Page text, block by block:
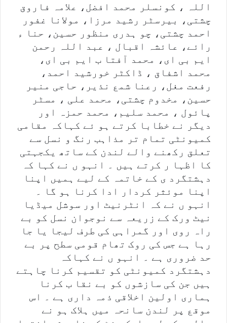
اللہ ، کونسلر محمد افضل، علامہ فاروق
چشتی، بیرسٹر رشید مرزا، مولانا غفور
احمد چشتی، چو ہدری منظور حسین، حنا ء
رائے، عائشہ اقبال ، عبد اللہ رحمن
ایم بی ای، محمد آفتا ب ایم بی ای،
محمد اشفاق ، ڈاکٹر خورشید احمد،
رفعت مغل، رعنا شمع نذیر، حاجی منیر
حسین، مخدوم چشتی، محمد علی ، مسٹر
پائول ، محمد سلیم، محمد حمزہ اور
دیگر نے خطابا کرتے ہو ئے کہاکہ مقامی
کمیونٹی تمام تر مذاہب رنگ و نسل سے
تعلق رکھنے والے لندن کے ساتھ یکجہتی
کا اظہا ر کرتے ہیں ۔ انہو ں نے کہا کہ
دہشتگرد ی کے خاتمہ کے لیے ہمیں اپنا
اپنا موئثر کردار ادا کرنا ہو گا ۔
انہو ں نے کہ انٹرنیٹ اور سوشل میڈیا
نیٹ ورک کے زریعہ سے نوجوان نسل کو بے
راہ روی اور گمراہی کی طرف لیجا یا جا
رہا ہے جس کی روک تھام قومی سطح پر بے
حد ضروری ہے ۔ انہو ں نے کہاکہ
دہشتگرد کمیونٹی کو تقسیم کرنا چاہتے
ہیں جن کی سازشوں کو بے نقا ب کرنا
ہماری اولین اخلاقی ذمہ داری ہے ۔ اس
موقع پر لندن سانحہ میں ہلاک ہو نے